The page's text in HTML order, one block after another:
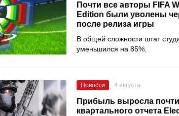
Почти все авторы FIFA
Edition были уволены
после релиза игры
В общей сложности штат
уменьшился на 85%.
Новости 4 августа
Прибыль выросла
квартального отчета